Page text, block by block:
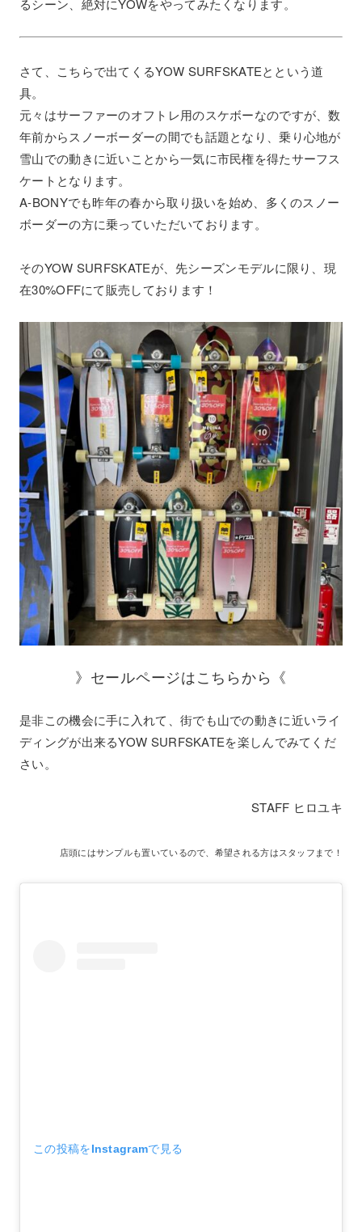
るシーン、絶対にYOWをやってみたくなります。
さて、こちらで出てくるYOW SURFSKATEとという道
具。
元々はサーファーのオフトレ用のスケボーなのですが、数
年前からスノーボーダーの間でも話題となり、乗り心地が
雪山での動きに近いことから一気に市民権を得たサーフス
ケートとなります。
A-BONYでも昨年の春から取り扱いを始め、多くのスノー
ボーダーの方に乗っていただいております。
そのYOW SURFSKATEが、先シーズンモデルに限り、現
在30%OFFにて販売しております！
》セールページはこちらから《
是非この機会に手に入れて、街でも山での動きに近いライ
ディングが出来るYOW SURFSKATEを楽しんでみてくだ
さい。
STAFF ヒロユキ
店頭にはサンプルも置いているので、希望される方はスタッフまで！
この投稿をInstagramで見る